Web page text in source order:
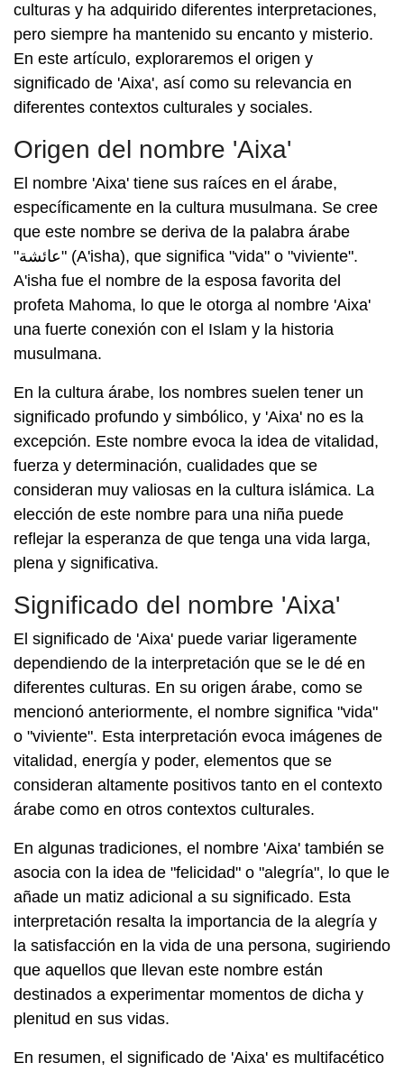
culturas y ha adquirido diferentes interpretaciones,
pero siempre ha mantenido su encanto y misterio.
En este artículo, exploraremos el origen y
significado de 'Aixa', así como su relevancia en
diferentes contextos culturales y sociales.
Origen del nombre 'Aixa'
El nombre 'Aixa' tiene sus raíces en el árabe,
específicamente en la cultura musulmana. Se cree
que este nombre se deriva de la palabra árabe
"عائشة" (A'isha), que significa "vida" o "viviente".
A'isha fue el nombre de la esposa favorita del
profeta Mahoma, lo que le otorga al nombre 'Aixa'
una fuerte conexión con el Islam y la historia
musulmana.
En la cultura árabe, los nombres suelen tener un
significado profundo y simbólico, y 'Aixa' no es la
excepción. Este nombre evoca la idea de vitalidad,
fuerza y determinación, cualidades que se
consideran muy valiosas en la cultura islámica. La
elección de este nombre para una niña puede
reflejar la esperanza de que tenga una vida larga,
plena y significativa.
Significado del nombre 'Aixa'
El significado de 'Aixa' puede variar ligeramente
dependiendo de la interpretación que se le dé en
diferentes culturas. En su origen árabe, como se
mencionó anteriormente, el nombre significa "vida"
o "viviente". Esta interpretación evoca imágenes de
vitalidad, energía y poder, elementos que se
consideran altamente positivos tanto en el contexto
árabe como en otros contextos culturales.
En algunas tradiciones, el nombre 'Aixa' también se
asocia con la idea de "felicidad" o "alegría", lo que le
añade un matiz adicional a su significado. Esta
interpretación resalta la importancia de la alegría y
la satisfacción en la vida de una persona, sugiriendo
que aquellos que llevan este nombre están
destinados a experimentar momentos de dicha y
plenitud en sus vidas.
En resumen, el significado de 'Aixa' es multifacético